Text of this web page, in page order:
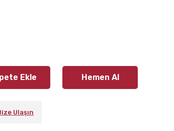
Ekle Hemen Al
Ulaşın